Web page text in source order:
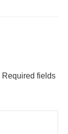
Required fields